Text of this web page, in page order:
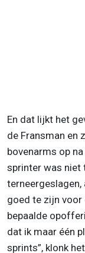
En dat lijkt het
de Fransman en
bovenarms op
sprinter was niet
terneergeslagen,
goed te zijn voor
bepaalde
dat ik maar één
sprints”, klonk